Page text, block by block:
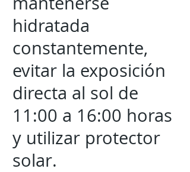
hidratada
constantemente,
evitar la exposición
directa al sol de
11:00 a 16:00 horas
y utilizar protector
solar.